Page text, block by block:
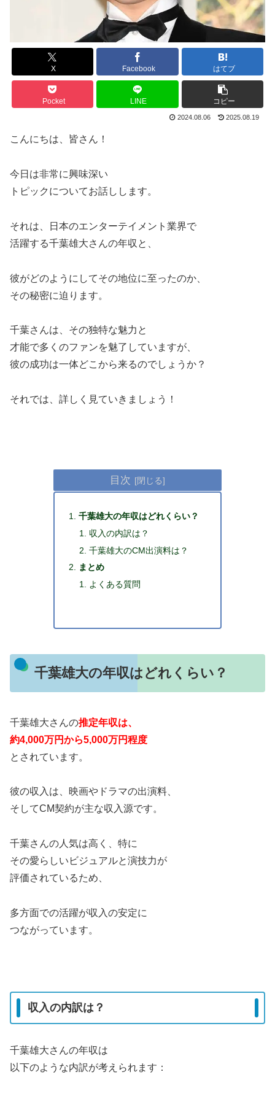
X Facebook はてブ
Pocket LINE コピー
2024.08.06 2025.08.19
こんにちは、皆さん！
今日は非常に興味深い
トピックについてお話しします。
それは、日本のエンターテイメント業界で
活躍する千葉雄大さんの年収と、
彼がどのようにしてその地位に至ったのか、
その秘密に迫ります。
千葉さんは、その独特な魅力と
才能で多くのファンを魅了していますが、
彼の成功は一体どこから来るのでしょうか？
それでは、詳しく見ていきましょう！
目次
千葉雄大の年収はどれくらい？
収入の内訳は？
千葉雄大のCM出演料は？
まとめ
よくある質問
千葉雄大の年収はどれくらい？
千葉雄大さんの推定年収は、
約4,000万円から5,000万円程度
とされています。
彼の収入は、映画やドラマの出演料、
そしてCM契約が主な収入源です。
千葉さんの人気は高く、特に
その愛らしいビジュアルと演技力が
評価されているため、
多方面での活躍が収入の安定に
つながっています。
収入の内訳は？
千葉雄大さんの年収は
以下のような内訳が考えられます：